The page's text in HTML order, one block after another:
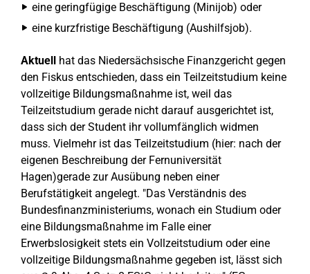
eine geringfügige Beschäftigung (Minijob) oder
eine kurzfristige Beschäftigung (Aushilfsjob).
Aktuell hat das Niedersächsische Finanzgericht gegen
den Fiskus entschieden, dass ein Teilzeitstudium keine
vollzeitige Bildungsmaßnahme ist, weil das
Teilzeitstudium gerade nicht darauf ausgerichtet ist,
dass sich der Student ihr vollumfänglich widmen
muss. Vielmehr ist das Teilzeitstudium (hier: nach der
eigenen Beschreibung der Fernuniversität
Hagen)gerade zur Ausübung neben einer
Berufstätigkeit angelegt. "Das Verständnis des
Bundesfinanzministeriums, wonach ein Studium oder
eine Bildungsmaßnahme im Falle einer
Erwerbslosigkeit stets ein Vollzeitstudium oder eine
vollzeitige Bildungsmaßnahme gegeben ist, lässt sich